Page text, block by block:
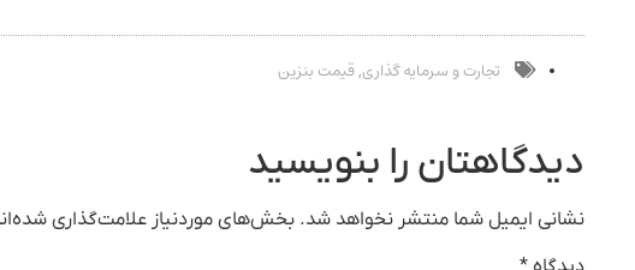
تجارت و سرمایه گذاری,قیمت بنزین
دیدگاهتان را بنویسید
نشانی ایمیل شما منتشر نخواهد شد. بخش‌های موردنیاز علامت‌گذاری